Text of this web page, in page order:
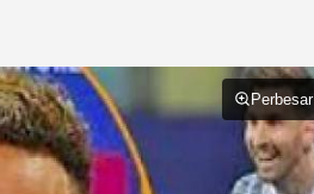
Perbesar